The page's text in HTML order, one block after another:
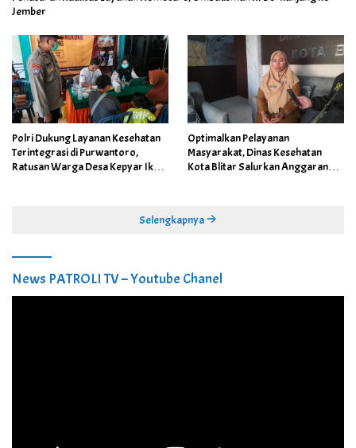
Jember
Polri Dukung Layanan Kesehatan
Terintegrasi di Purwantoro,
Ratusan Warga Desa Kepyar Ikuti
Optimalkan Pelayanan
Masyarakat, Dinas Kesehatan
Kota Blitar Salurkan Anggaran
Selengkapnya
News PATROLI TV – Youtube Chanel